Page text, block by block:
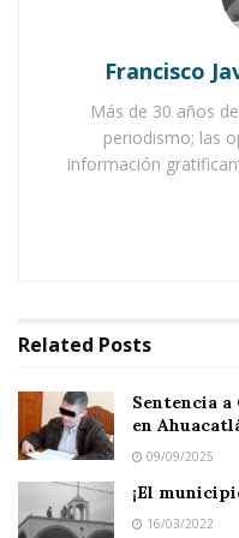
Sentencia a Chuyín
Ahuacatlán
¡El municipio ya no
Comentó que no
recepción y que el
por ahora en los
activos, personal y
aspecto financiero.
Francisco
Más de 30 años
periodismo; las
información
Related Posts
Sentencia
en
09/09/2025
¡El
16/03/2022